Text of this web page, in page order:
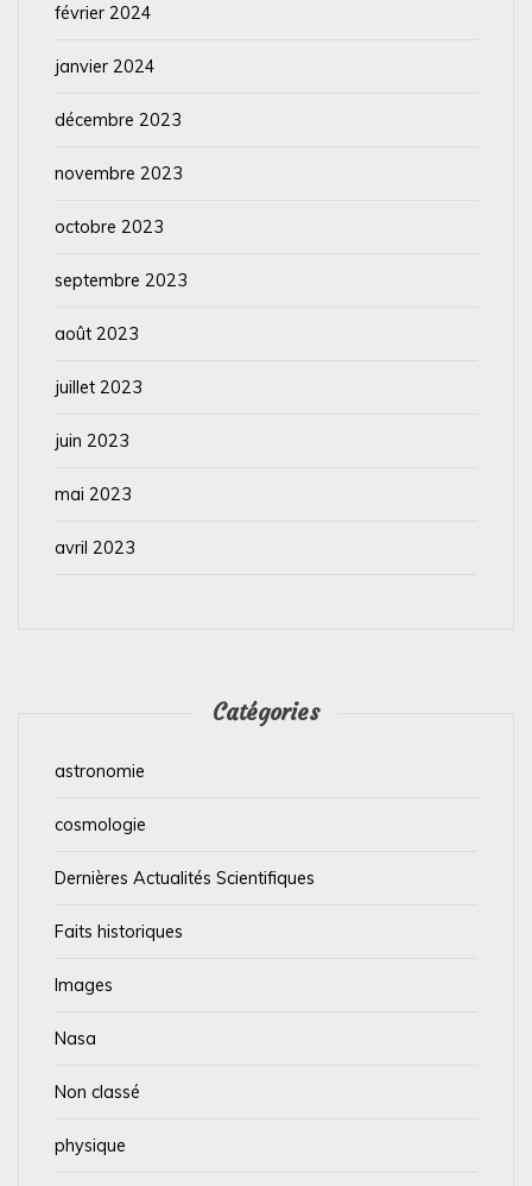
février 2024
janvier 2024
décembre 2023
novembre 2023
octobre 2023
septembre 2023
août 2023
juillet 2023
juin 2023
mai 2023
avril 2023
Catégories
astronomie
cosmologie
Dernières Actualités Scientifiques
Faits historiques
Images
Nasa
Non classé
physique